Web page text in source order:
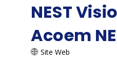
NEST
Acoem
Site Web